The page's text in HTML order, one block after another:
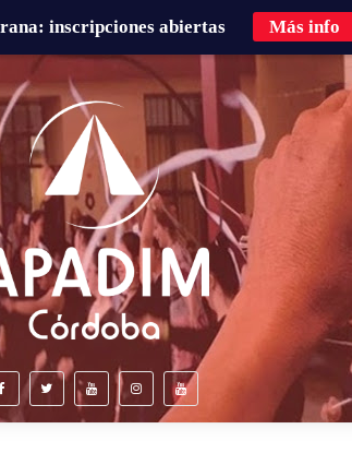
inscripciones abiertas Más info
CURSOS DE FORMACIÓN